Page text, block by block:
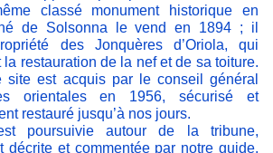
classé monument historique en
de Solsonna le vend en 1894 ; il
des Jonquères d’Oriola, qui
la restauration de la nef et de sa toiture.
site est acquis par le conseil général
orientales en 1956, sécurisé et
restauré jusqu’à nos jours.
poursuivie autour de la tribune,
décrite et commentée par notre guide.